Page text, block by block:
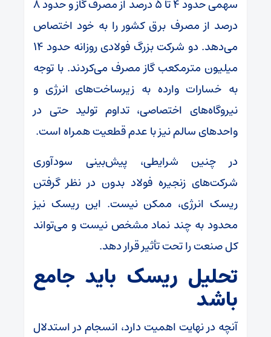
سهمی حدود ۴ تا ۵ درصد از مصرف گاز و حدود ۸
درصد از مصرف برق کشور را به خود اختصاص
می‌دهد. دو شرکت بزرگ فولادی روزانه حدود ۱۴
میلیون مترمکعب گاز مصرف می‌کردند. با توجه
به خسارات وارده به زیرساخت‌های انرژی و
نیروگاه‌های اختصاصی، تداوم تولید حتی در
واحد‌های سالم نیز با عدم قطعیت همراه است.
در چنین شرایطی، پیش‌بینی سودآوری
شرکت‌های زنجیره فولاد بدون در نظر گرفتن
ریسک انرژی، ممکن نیست. این ریسک نیز
محدود به چند نماد مشخص نیست و می‌تواند
کل صنعت را تحت تأثیر قرار دهد.
تحلیل ریسک باید جامع
باشد
آنچه در نهایت اهمیت دارد، انسجام در استدلال